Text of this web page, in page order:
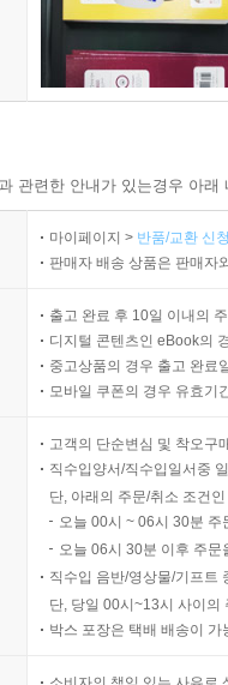
관련한 안내가 있는경우 아
마이페이지 > 반품/교환 신
판매자 배송 상품은 판매자
출고 완료 후 10일 이내의
디지털 콘텐츠인 eBook의
중고상품의 경우 출고 완료
모바일 쿠폰의 경우 유효기
고객의 단순변심 및 착오구
직수입양서/직수입일서중
단, 아래의 주문/취소 조건
오늘 00시 ~ 06시 30분
오늘 06시 30분 이후 주
직수입 음반/영상물/기프트
단, 당일 00시~13시 사이의
박스 포장은 택배 배송이